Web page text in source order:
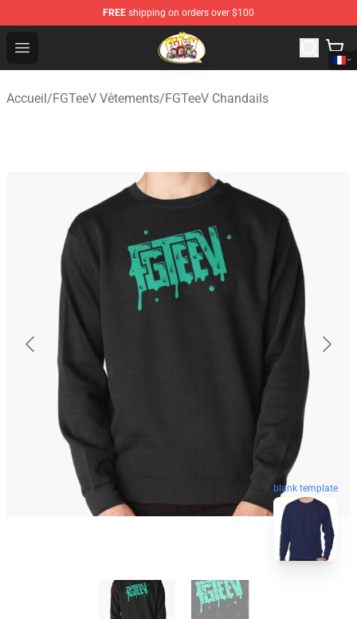
FREE shipping on orders over $100
Open menu
FGTeeV Store - Official FGTeeV Merchandise Shop
Accueil/FGTeeV Vêtements/FGTeeV Chandails
blank template